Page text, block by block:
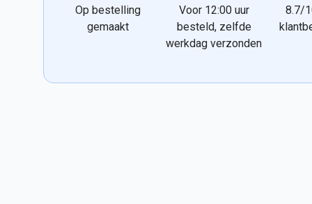
Op bestelling
gemaakt
Voor 12:00 uur
besteld, zelfde
werkdag verzonden
8.7/